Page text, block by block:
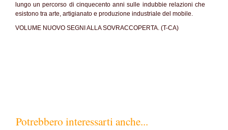
lungo un percorso di cinquecento anni sulle indubbie relazioni che
esistono tra arte, artigianato e produzione industriale del mobile.
VOLUME NUOVO SEGNI ALLA SOVRACCOPERTA. (T-CA)
Potrebbero interessarti anche...